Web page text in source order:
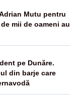
Mutu pentru
mii de oameni au
pe Dunăre.
din barje care